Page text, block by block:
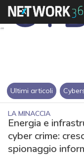
Ultimi articoli
LA MINACCIA
Energia e
cyber crime:
spionaggio